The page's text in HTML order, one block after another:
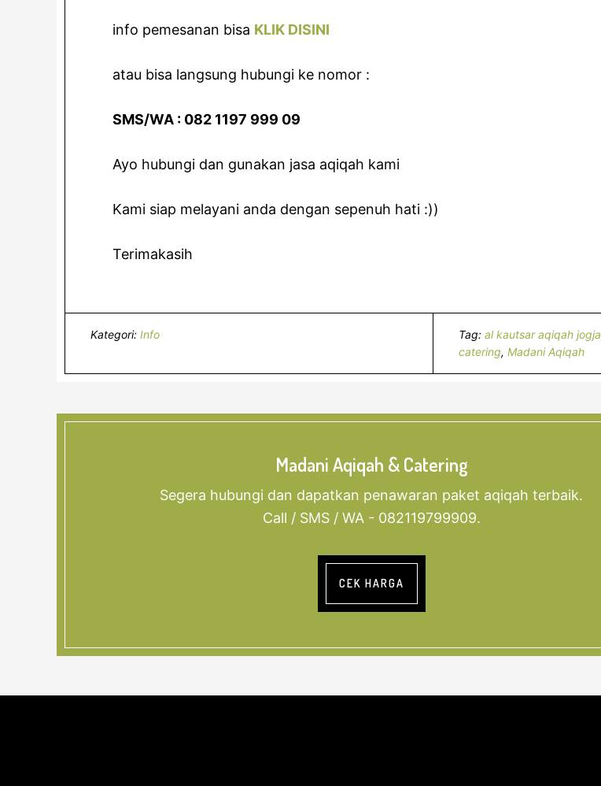
info pemesanan bisa KLIK DISINI
atau bisa langsung hubungi ke nomor :
SMS/WA : 082 1197 999 09
Ayo hubungi dan gunakan jasa aqiqah kami
Kami siap melayani anda dengan sepenuh hati :))
Terimakasih
Kategori: Info Tag: al kautsar aqiqah jogja
catering, Madani Aqiqah
Madani Aqiqah & Catering
Segera hubungi dan dapatkan penawaran paket aqiqah terbaik.
Call / SMS / WA - 082119799909.
CEK HARGA